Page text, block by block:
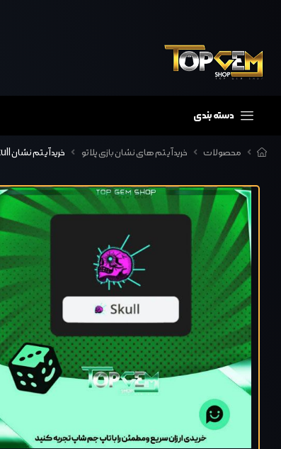
دسته بندی
محصولات خرید آیتم های نشان بازی پلاتو خرید آیتم نشان Neon skull بازی پلاتو